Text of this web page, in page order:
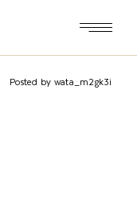
Posted by wata_m2gk3i